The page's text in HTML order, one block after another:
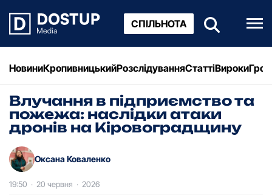
СПІЛЬНОТА
НовиниКропивницькийРозслідуванняСтаттіВироки
Влучання в підприємство та
пожежа: наслідки атаки
дронів на Кіровоградщину
Оксана Коваленко
19:50 · 20 червня · 2026